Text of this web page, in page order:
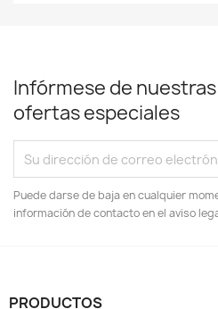
Infórmese de
ofertas especiales
Puede darse de baja en cualquier
información de contacto en el aviso
PRODUCTOS